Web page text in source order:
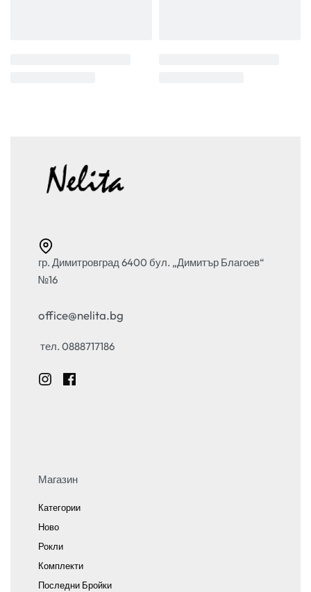
гр. Димитровград 6400 бул. „Димитър Благоев“
№16
office@nelita.bg
тел. 0888717186
Магазин
Категории
Ново
Рокли
Комплекти
Последни Бройки